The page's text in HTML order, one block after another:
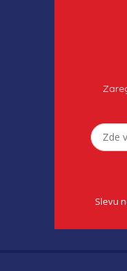
Slevu